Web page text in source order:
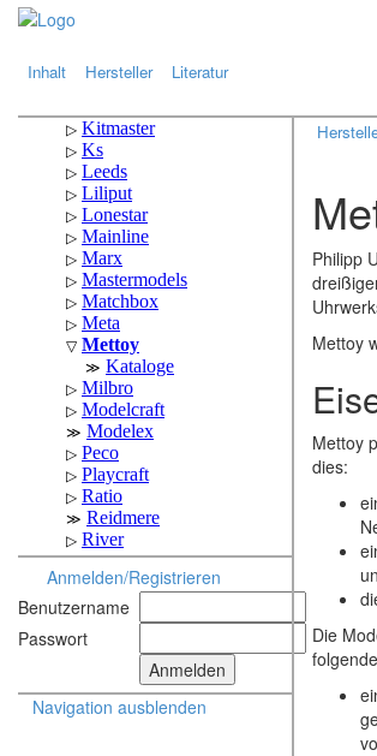
Inhalt Hersteller Literatur
Anmelden/Registrieren
Benutzername
Passwort
Navigation ausblenden
Philipp
Mettoy
Mettoy
dies:
Die